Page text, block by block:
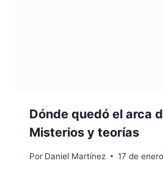
Dónde quedó el arca
Misterios y teorías
Por Daniel Martínez 17 de